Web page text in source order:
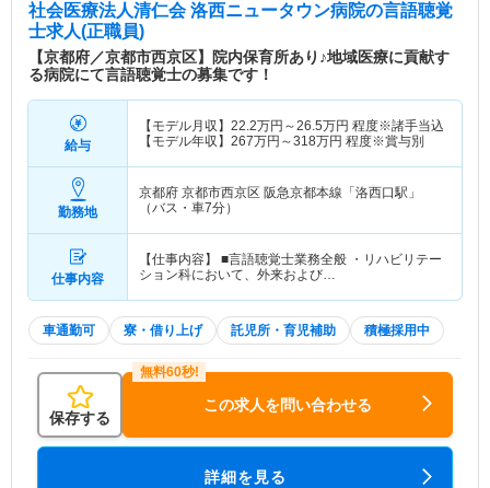
社会医療法人清仁会 洛西ニュータウン病院の言語聴覚
士求人(正職員)
【京都府／京都市西京区】院内保育所あり♪地域医療に貢献す
る病院にて言語聴覚士の募集です！
給与
【モデル月収】 22.2万円～26.5万円 程度※諸手当込
【モデル年収】 267万円～318万円 程度※賞与別
勤務地
京都府 京都市西京区 阪急京都本線「洛西口駅」
（バス・車7分）
仕事内容
【仕事内容】 ■言語聴覚士業務全般 ・リハビリテー
ション科において、外来および…
車通勤可 寮・借り上げ 託児所・育児補助 積極採用中
保存する
この求人を問い合わせる
詳細を見る